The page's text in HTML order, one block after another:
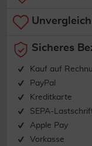
Sicheres
Kauf auf
PayPal
Kreditkarte
SEPA-
Apple Pay
Vorkasse